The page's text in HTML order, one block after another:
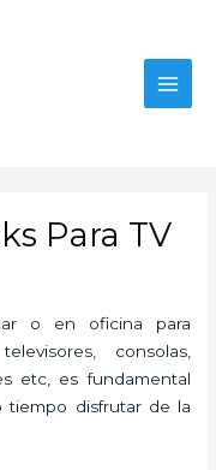
Para TV
o en oficina para
consolas,
etc, es fundamental
tiempo disfrutar de la